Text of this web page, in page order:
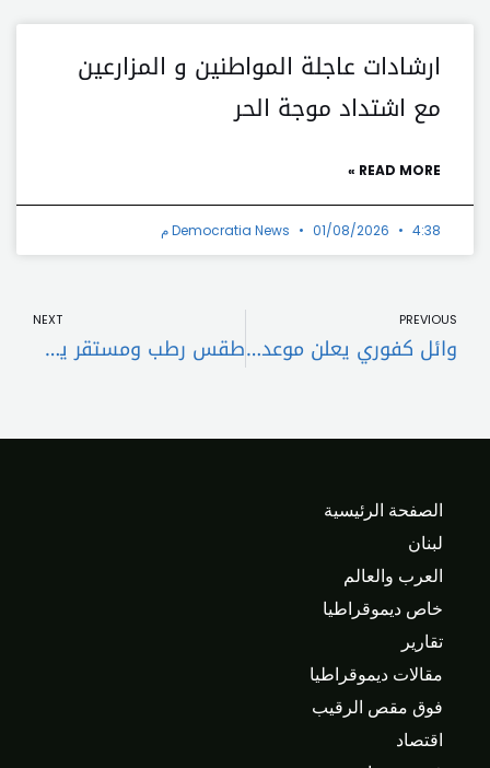
ارشادات عاجلة المواطنين و المزارعين
مع اشتداد موجة الحر
READ MORE »
Democratia News 01/08/2026 4:38 م
PREVIOUS
وائل كفوري يعلن موعد طرح أغنيته الجديدة “شو مشتقلي”
NEXT
طقس رطب ومستقر يسيطر على لبنان حتى الثلاثاء مع ضباب واحتمال رذاذ خفيف
الصفحة الرئيسية
لبنان
العرب والعالم
خاص ديموقراطيا
تقارير
مقالات ديموقراطيا
فوق مقص الرقيب
اقتصاد